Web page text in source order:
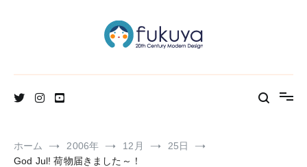
ホーム 2006年 12月
25日
God Jul! 荷物届きました～！